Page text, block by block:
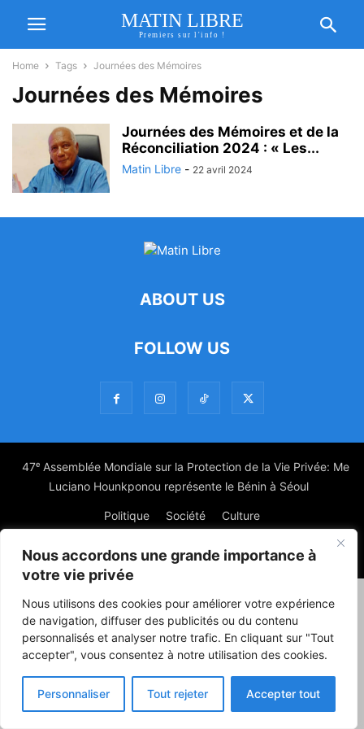
Nous accordons une grande importance à
votre vie privée
Nous utilisons des cookies pour améliorer votre expérience
de navigation, diffuser des publicités ou du contenu
personnalisés et analyser notre trafic. En cliquant sur "Tout
accepter", vous consentez à notre utilisation des cookies.
Personnaliser Tout rejeter Accepter tout
MATIN LIBRE
Premiers sur l'info !
Home Tags Journées des Mémoires
Journées des Mémoires
Journées des Mémoires et de la
Réconciliation 2024 : « Les...
Matin Libre - 22 avril 2024
ABOUT US
FOLLOW US
47ᵉ Assemblée Mondiale sur la Protection de la Vie Privée: Me
Luciano Hounkponou représente le Bénin à Séoul
Politique Société Culture
© Powered by digitXplus Francophone